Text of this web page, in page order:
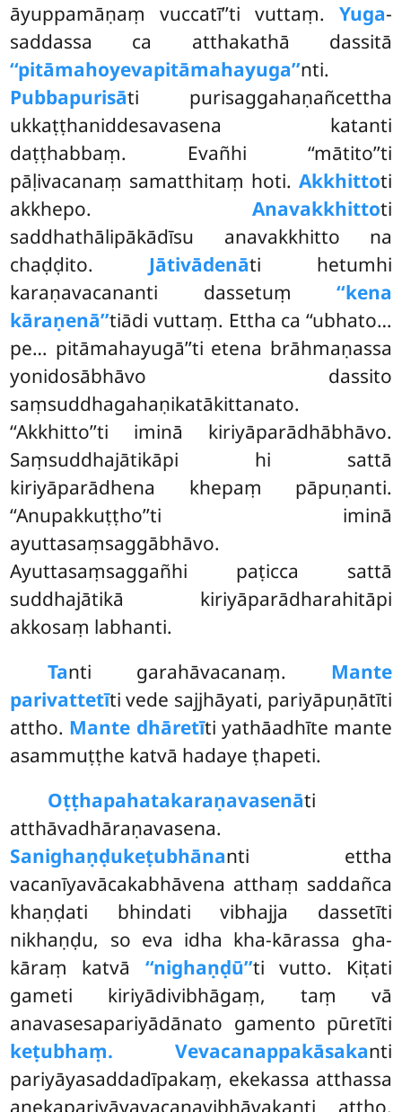
āyuppamāṇaṃ vuccatī’’ti vuttaṃ. Yuga-
saddassa ca atthakathā dassitā
‘‘pitāmahoyevapitāmahayuga’’nti.
Pubbapurisāti purisaggahaṇañcettha
ukkaṭṭhaniddesavasena katanti
daṭṭhabbaṃ. Evañhi ‘‘mātito’’ti
pāḷivacanaṃ samatthitaṃ hoti. Akkhittoti
akkhepo. Anavakkhittoti
saddhathālipākādīsu anavakkhitto na
chaḍḍito. Jātivādenāti hetumhi
karaṇavacananti dassetuṃ ‘‘kena
kāraṇenā’’tiādi vuttaṃ. Ettha ca ‘‘ubhato…
pe… pitāmahayugā’’ti etena brāhmaṇassa
yonidosābhāvo dassito
saṃsuddhagahaṇikatākittanato.
‘‘Akkhitto’’ti iminā kiriyāparādhābhāvo.
Saṃsuddhajātikāpi hi sattā
kiriyāparādhena khepaṃ pāpuṇanti.
‘‘Anupakkuṭṭho’’ti iminā
ayuttasaṃsaggābhāvo.
Ayuttasaṃsaggañhi paṭicca sattā
suddhajātikā kiriyāparādharahitāpi
akkosaṃ labhanti.
Tanti garahāvacanaṃ. Mante
parivattetīti vede sajjhāyati, pariyāpuṇātīti
attho. Mante dhāretīti yathāadhīte mante
asammuṭṭhe katvā hadaye ṭhapeti.
Oṭṭhapahatakaraṇavasenāti
atthāvadhāraṇavasena.
Sanighaṇḍukeṭubhānanti ettha
vacanīyavācakabhāvena atthaṃ saddañca
khaṇḍati bhindati vibhajja dassetīti
nikhaṇḍu, so eva idha kha-kārassa gha-
kāraṃ katvā ‘‘nighaṇḍū’’ti vutto. Kiṭati
gameti kiriyādivibhāgaṃ, taṃ vā
anavasesapariyādānato gamento pūretīti
keṭubhaṃ. Vevacanappakāsakanti
pariyāyasaddadīpakaṃ, ekekassa atthassa
anekapariyāyavacanavibhāvakanti attho.